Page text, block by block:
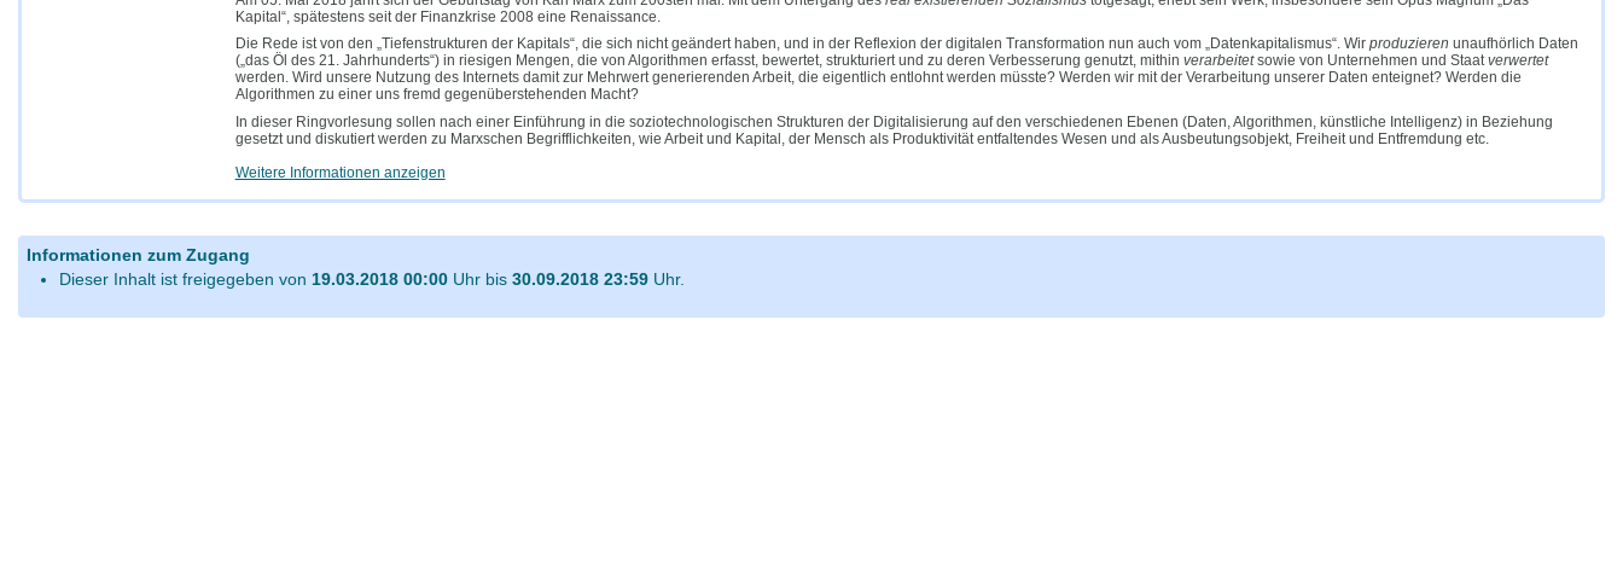
Kapital“, spätestens seit der Finanzkrise 2008 eine Renaissance.
Die Rede ist von den „Tiefenstrukturen der Kapitals“, die sich nicht geändert haben, und in der Reflexion der digitalen Transformation nun auch vom „Datenkapitalismus“. Wir produzieren unaufhörlich Daten
(„das Öl des 21. Jahrhunderts“) in riesigen Mengen, die von Algorithmen erfasst, bewertet, strukturiert und zu deren Verbesserung genutzt, mithin verarbeitetsowie von Unternehmen und Staatverwertet
werden. Wird unsere Nutzung des Internets damit zur Mehrwert generierenden Arbeit, die eigentlich entlohnt werden müsste? Werden wir mit der Verarbeitung unserer Daten enteignet? Werden die
Algorithmen zu einer uns fremd gegenüberstehenden Macht?
In dieser Ringvorlesung sollen nach einer Einführung in die soziotechnologischen Strukturen der Digitalisierung auf den verschiedenen Ebenen (Daten, Algorithmen, künstliche Intelligenz) in Beziehung
gesetzt und diskutiert werden zu Marxschen Begrifflichkeiten, wie Arbeit und Kapital, der Mensch als Produktivität entfaltendes Wesen und als Ausbeutungsobjekt, Freiheit und Entfremdung etc.
Weitere Informationen anzeigen
Informationen zum Zugang
Dieser Inhalt ist freigegeben von 19.03.2018 00:00Uhr bis 30.09.2018 23:59Uhr.